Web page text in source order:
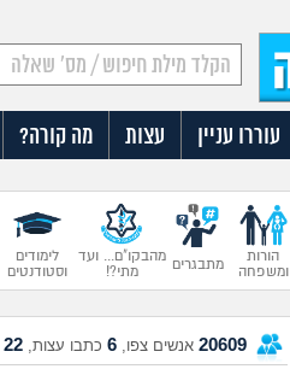
עוררו עניין עצות מה קורה?
הורות
ומשפחה
מתבגרים
מהבקו"ם... ועד
מתי?!
לימודים
וסטודנטים
20609 אנשים צפו, 6 כתבו עצות, 22